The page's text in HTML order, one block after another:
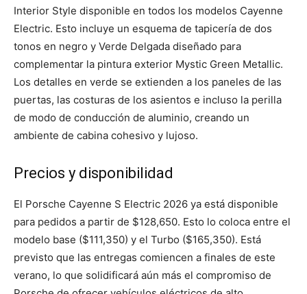
Interior Style disponible en todos los modelos Cayenne
Electric. Esto incluye un esquema de tapicería de dos
tonos en negro y Verde Delgada diseñado para
complementar la pintura exterior Mystic Green Metallic.
Los detalles en verde se extienden a los paneles de las
puertas, las costuras de los asientos e incluso la perilla
de modo de conducción de aluminio, creando un
ambiente de cabina cohesivo y lujoso.
Precios y disponibilidad
El Porsche Cayenne S Electric 2026 ya está disponible
para pedidos a partir de $128,650. Esto lo coloca entre el
modelo base ($111,350) y el Turbo ($165,350). Está
previsto que las entregas comiencen a finales de este
verano, lo que solidificará aún más el compromiso de